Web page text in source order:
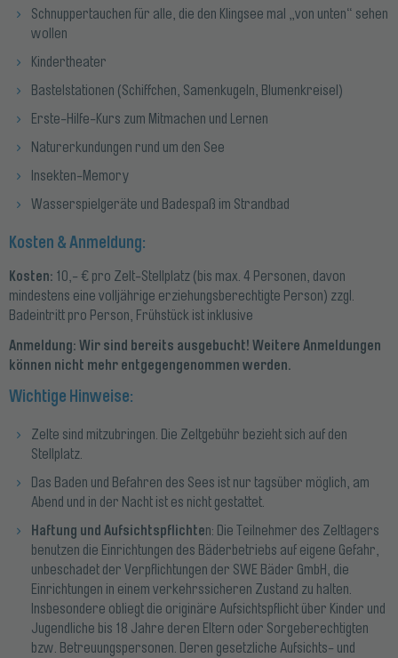
Schnuppertauchen für alle, die den Klingsee mal „von unten“ sehen
wollen
Kindertheater
Bastelstationen (Schiffchen, Samenkugeln, Blumenkreisel)
Erste-Hilfe-Kurs zum Mitmachen und Lernen
Naturerkundungen rund um den See
Insekten-Memory
Wasserspielgeräte und Badespaß im Strandbad
Kosten & Anmeldung:
Kosten: 10,- € pro Zelt-Stellplatz (bis max. 4 Personen, davon
mindestens eine volljährige erziehungsberechtigte Person) zzgl.
Badeintritt pro Person, Frühstück ist inklusive
Anmeldung: Wir sind bereits ausgebucht! Weitere Anmeldungen
können nicht mehr entgegengenommen werden.
Wichtige Hinweise:
Zelte sind mitzubringen. Die Zeltgebühr bezieht sich auf den
Stellplatz.
Das Baden und Befahren des Sees ist nur tagsüber möglich, am
Abend und in der Nacht ist es nicht gestattet.
Haftung und Aufsichtspflichten: Die Teilnehmer des Zeltlagers
benutzen die Einrichtungen des Bäderbe­triebs auf eigene Gefahr,
unbeschadet der Verpflich­tungen der SWE Bäder GmbH, die
Einrichtungen in ei­nem verkehrssicheren Zustand zu halten.
Insbesondere obliegt die originäre Aufsichtspflicht über Kinder und
Jugendliche bis 18 Jahre deren El­tern oder Sorgeberechtigten
bzw. Betreuungspersonen. Deren gesetzliche Aufsichts- und